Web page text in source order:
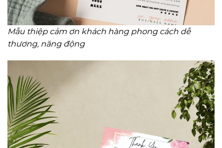
Mẫu thiệp cảm ơn khách hàng phong cách dễ
thương, năng động